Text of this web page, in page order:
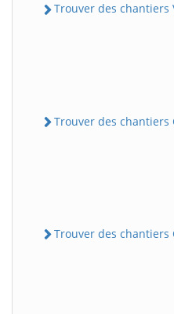
Trouver des chantiers
Trouver des chantiers
Trouver des chantiers